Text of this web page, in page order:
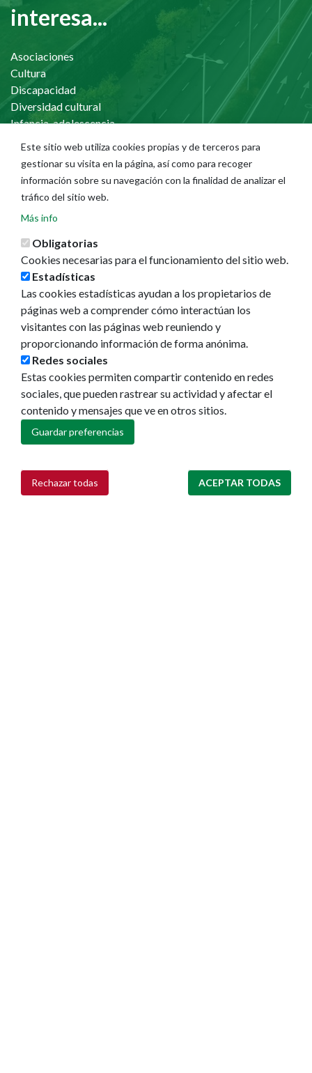
interesa...
Asociaciones
Cultura
Discapacidad
Diversidad cultural
Infancia, adolescencia y familia
Ayuntamiento
Memorias municipales
Presupuestos
Portal del Empleado
La ciudad
Callejero
GeoPamplona
Direcciones de interés
Turismo
Descubre Pamplona
Planifica tu viaje
Actualidad
Noticias
Este sitio web utiliza cookies propias y de terceros para
gestionar su visita en la página, así como para recoger
información sobre su navegación con la finalidad de analizar el
tráfico del sitio web.
Más info
Obligatorias
Cookies necesarias para el funcionamiento del sitio web.
Estadísticas
Las cookies estadísticas ayudan a los propietarios de
páginas web a comprender cómo interactúan los
visitantes con las páginas web reuniendo y
proporcionando información de forma anónima.
Redes sociales
Estas cookies permiten compartir contenido en redes
sociales, que pueden rastrear su actividad y afectar el
contenido y mensajes que ve en otros sitios.
Guardar preferencias
Rechazar todas ACEPTAR TODAS
Retirar consentimiento